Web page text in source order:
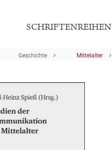
SCHRIFTENREIHEN
Geschichte Mittelalter